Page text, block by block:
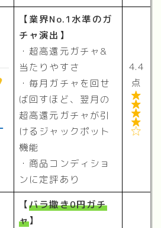
【業界No.1水準のガ
チャ演出】
・超高還元ガチャ&
当たりやすさ
・毎月ガチャを回せ
ば回すほど、翌月の
超高還元ガチャが引
けるジャックポット
機能
・商品コンディショ
ンに定評あり
4.4
点





【バラ撒き0円ガチ
ャ】